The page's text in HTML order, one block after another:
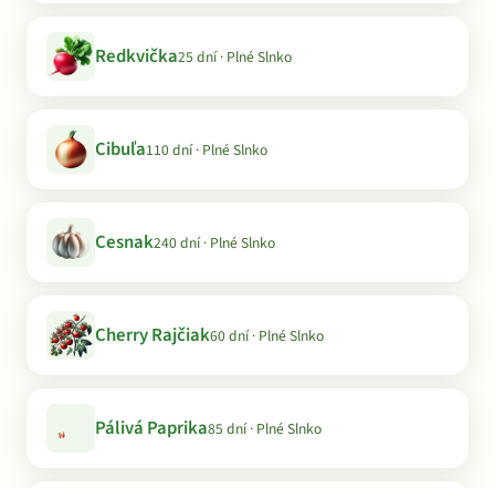
Redkvička25 dní · Plné Slnko
Cibuľa110 dní · Plné Slnko
Cesnak240 dní · Plné Slnko
Cherry Rajčiak60 dní · Plné Slnko
Pálivá Paprika85 dní · Plné Slnko